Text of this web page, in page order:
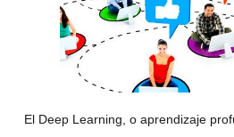
El Deep Learning , o aprendizaje